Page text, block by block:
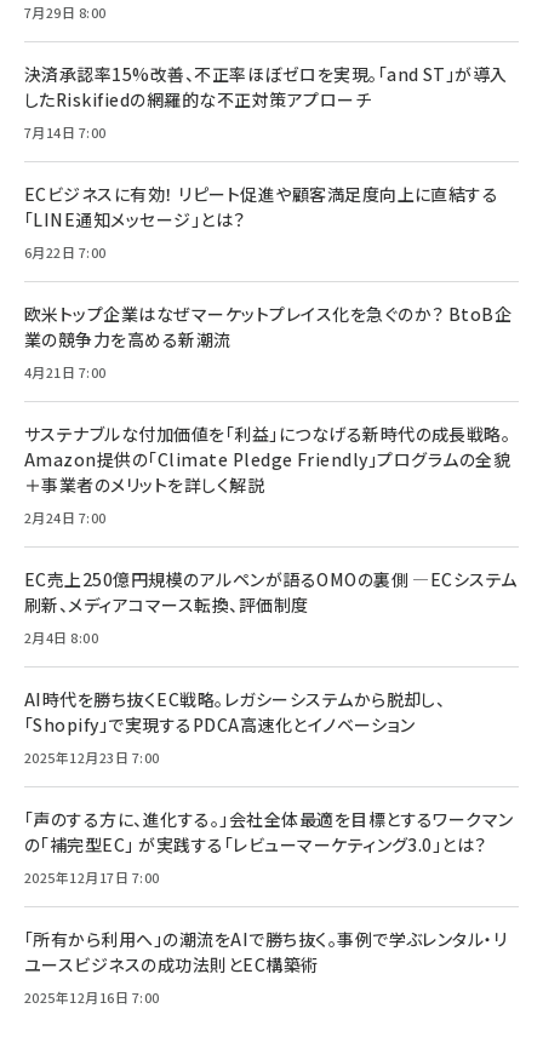
7月29日 8:00
決済承認率15%改善、不正率ほぼゼロを実現。「and ST」が導入
したRiskifiedの網羅的な不正対策アプローチ
7月14日 7:00
ECビジネスに有効！ リピート促進や顧客満足度向上に直結する
「LINE通知メッセージ」とは？
6月22日 7:00
欧米トップ企業はなぜマーケットプレイス化を急ぐのか？ BtoB企
業の競争力を高める新潮流
4月21日 7:00
サステナブルな付加価値を「利益」につなげる新時代の成長戦略。
Amazon提供の「Climate Pledge Friendly」プログラムの全貌
＋事業者のメリットを詳しく解説
2月24日 7:00
EC売上250億円規模のアルペンが語るOMOの裏側 ―ECシステム
刷新、メディアコマース転換、評価制度
2月4日 8:00
AI時代を勝ち抜くEC戦略。レガシーシステムから脱却し、
「Shopify」で実現するPDCA高速化とイノベーション
2025年12月23日 7:00
「声のする方に、進化する。」会社全体最適を目標とするワークマン
の「補完型EC」 が実践する「レビューマーケティング3.0」とは？
2025年12月17日 7:00
「所有から利用へ」の潮流をAIで勝ち抜く。事例で学ぶレンタル・リ
ユースビジネスの成功法則とEC構築術
2025年12月16日 7:00